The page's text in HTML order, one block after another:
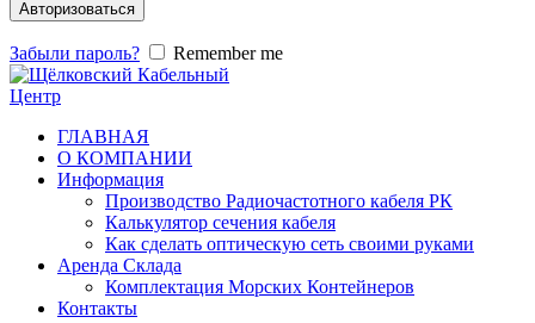
Авторизоваться
Забыли пароль? Remember me
ГЛАВНАЯ
О КОМПАНИИ
Информация
Производство Радиочастотного кабеля РК
Калькулятор сечения кабеля
Как сделать оптическую сеть своими руками
Аренда Склада
Комплектация Морских Контейнеров
Контакты